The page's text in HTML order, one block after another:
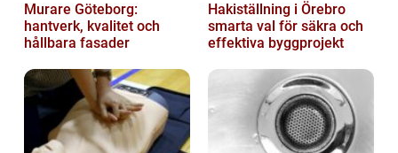
Murare Göteborg:
hantverk, kvalitet och
hållbara fasader
Hakiställning i Örebro
smarta val för säkra och
effektiva byggprojekt